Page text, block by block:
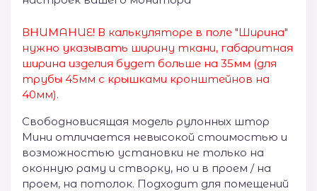
ВНИМАНИЕ! В калькуляторе в поле "Ширина"
нужно указывать ширину ткани, габаритная
ширина изделия будет больше на 35мм (для
трубы 45мм с крышками кронштейнов на
40мм).
Свободновисящая модель рулонных штор
Мини отличается невысокой стоимостью и
возможностью установки не только на
оконную раму и створку, но и в проем / на
проем, на потолок. Подходит для помещений